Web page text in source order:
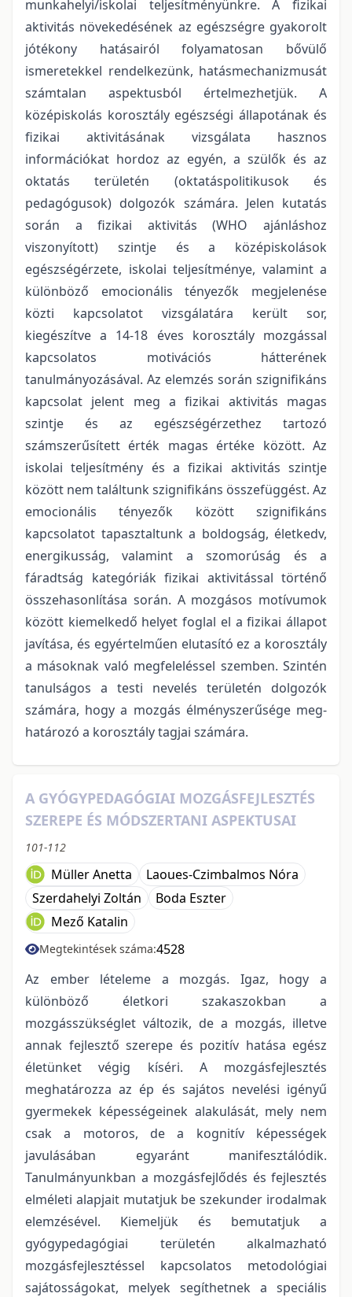
munkahelyi/iskolai teljesítményünkre. A fizikai
aktivitás növekedésének az egészségre gyakorolt
jótékony hatásairól folyamatosan bővülő
ismeretekkel rendelkezünk, hatásmechanizmusát
számtalan aspektusból értelmezhetjük. A
középiskolás korosztály egészségi állapotának és
fizikai aktivitásának vizsgálata hasznos
információkat hordoz az egyén, a szülők és az
oktatás területén (oktatáspolitikusok és
pedagógusok) dolgozók számára. Jelen kutatás
során a fizikai aktivitás (WHO ajánláshoz
viszonyított) szintje és a középiskolások
egészségérzete, iskolai teljesítménye, valamint a
különböző emocionális tényezők megjelenése
közti kapcsolatot vizsgálatára került sor,
kiegészítve a 14-18 éves korosztály mozgással
kapcsolatos motivációs hátterének
tanulmányozásával. Az elemzés során szignifikáns
kapcsolat jelent meg a fizikai aktivitás magas
szintje és az egészségérzethez tartozó
számszerűsített érték magas értéke között. Az
iskolai teljesítmény és a fizikai aktivitás szintje
között nem találtunk szignifikáns összefüggést. Az
emocionális tényezők között szignifikáns
kapcsolatot tapasztaltunk a boldogság, életkedv,
energikusság, valamint a szomorúság és a
fáradtság kategóriák fizikai aktivitással történő
összehasonlítása során. A mozgásos motívumok
között kiemelkedő helyet foglal el a fizikai állapot
javítása, és egyértelműen elutasító ez a korosztály
a másoknak való megfeleléssel szemben. Szintén
tanulságos a testi nevelés területén dolgozók
számára, hogy a mozgás élményszerűsége meg-
határozó a korosztály tagjai számára.
A GYÓGYPEDAGÓGIAI MOZGÁSFEJLESZTÉS
SZEREPE ÉS MÓDSZERTANI ASPEKTUSAI
101-112
Müller Anetta
Laoues-Czimbalmos Nóra
Szerdahelyi Zoltán
Boda Eszter
Mező Katalin
Megtekintések száma:4528
Az ember lételeme a mozgás. Igaz, hogy a
különböző életkori szakaszokban a
mozgásszükséglet változik, de a mozgás, illetve
annak fejlesztő szerepe és pozitív hatása egész
életünket végig kíséri. A mozgásfejlesztés
meghatározza az ép és sajátos nevelési igényű
gyermekek képességeinek alakulását, mely nem
csak a motoros, de a kognitív képességek
javulásában egyaránt manifesztálódik.
Tanulmányunkban a mozgásfejlődés és fejlesztés
elméleti alapjait mutatjuk be szekunder irodalmak
elemzésével. Kiemeljük és bemutatjuk a
gyógypedagógiai területén alkalmazható
mozgásfejlesztéssel kapcsolatos metodológiai
sajátosságokat, melyek segíthetnek a speciális